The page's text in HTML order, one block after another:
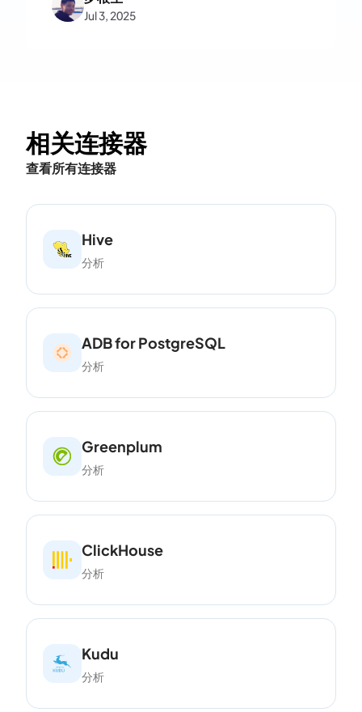
Jul 3, 2025
相关连接器
查看所有连接器
Hive
分析
ADB for PostgreSQL
分析
Greenplum
分析
ClickHouse
分析
Kudu
分析